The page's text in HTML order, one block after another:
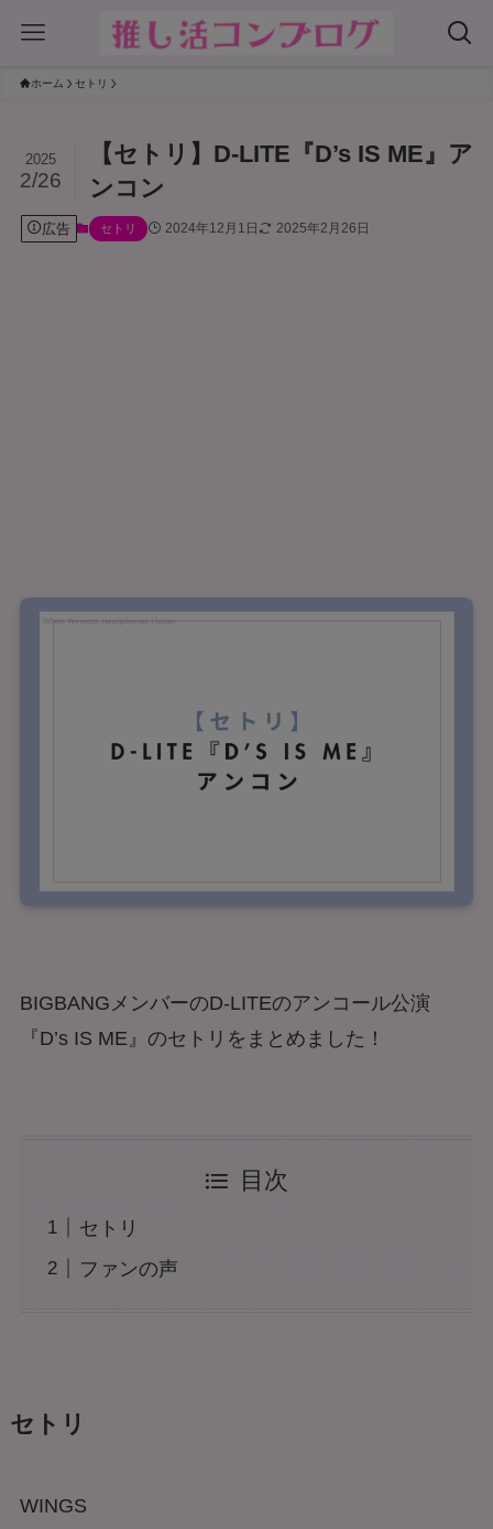
ホーム セトリ
【セトリ】D-LITE『D’s IS ME』ア
ンコン
2025
2/26
広告 セトリ 2024年12月1日 2025年2月26日
BIGBANGメンバーのD-LITEのアンコール公演
『D’s IS ME』のセトリをまとめました！
目次
セトリ
ファンの声
セトリ
WINGS